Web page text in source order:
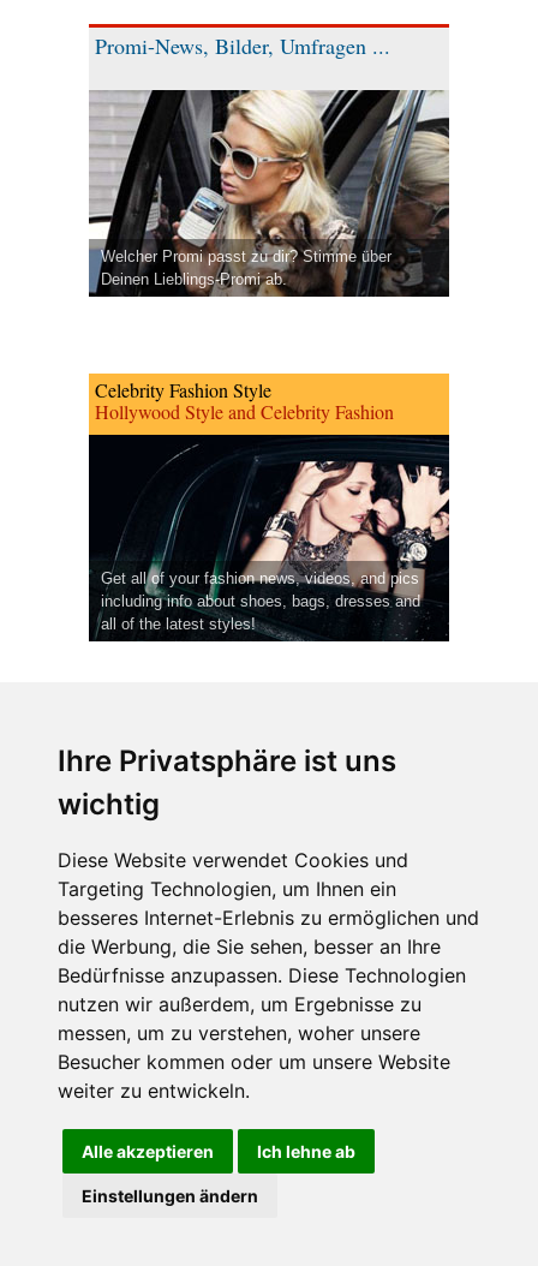
Ihre Privatsphäre ist uns
wichtig
Diese Website verwendet Cookies und
Targeting Technologien, um Ihnen ein
besseres Internet-Erlebnis zu ermöglichen und
die Werbung, die Sie sehen, besser an Ihre
Bedürfnisse anzupassen. Diese Technologien
nutzen wir außerdem, um Ergebnisse zu
messen, um zu verstehen, woher unsere
Besucher kommen oder um unsere Website
weiter zu entwickeln.
Alle akzeptieren Ich lehne ab
Einstellungen ändern
Promi-News, Bilder, Umfragen ...
Welcher Promi passt zu dir? Stimme über
Deinen Lieblings-Promi ab.
Celebrity Fashion Style
Hollywood Style and Celebrity Fashion
Get all of your fashion news, videos, and pics
including info about shoes, bags, dresses and
all of the latest styles!
CPost.org© 2013-2023 The Celebrity Post.
Terms of Use Privacy | Cookies Policy( Einstellungen ändern
About Us
Advertising
Contact Us
YouTube